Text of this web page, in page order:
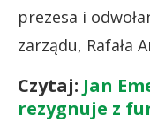
prezesa i
zarządu, Rafała
Czytaj: Jan
rezygnuje z